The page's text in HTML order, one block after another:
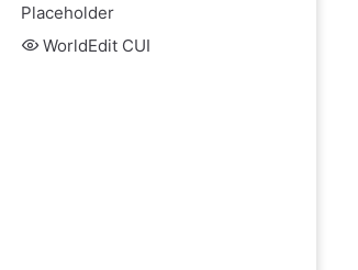
Placeholder
WorldEdit CUI